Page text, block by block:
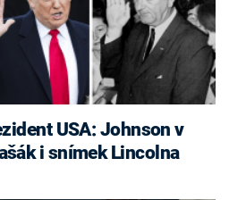
i snímek Lincolna